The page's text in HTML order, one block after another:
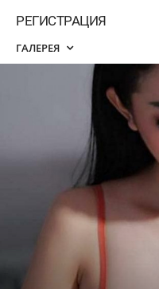
РЕГИСТРАЦИЯ
ГАЛЕРЕЯ